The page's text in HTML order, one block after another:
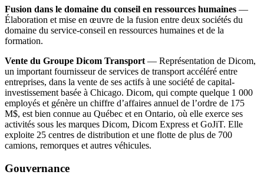
Fusion dans le domaine du conseil en ressources humaines —
Élaboration et mise en œuvre de la fusion entre deux sociétés du
domaine du service-conseil en ressources humaines et de la
formation.
Vente du Groupe Dicom Transport— Représentation de Dicom,
un important fournisseur de services de transport accéléré entre
entreprises, dans la vente de ses actifs à une société de capital-
investissement basée à Chicago. Dicom, qui compte quelque 1 000
employés et génère un chiffre d’affaires annuel de l’ordre de 175
M$, est bien connue au Québec et en Ontario, où elle exerce ses
activités sous les marques Dicom, Dicom Express et GoJiT. Elle
exploite 25 centres de distribution et une flotte de plus de 700
camions, remorques et autres véhicules.
Gouvernance